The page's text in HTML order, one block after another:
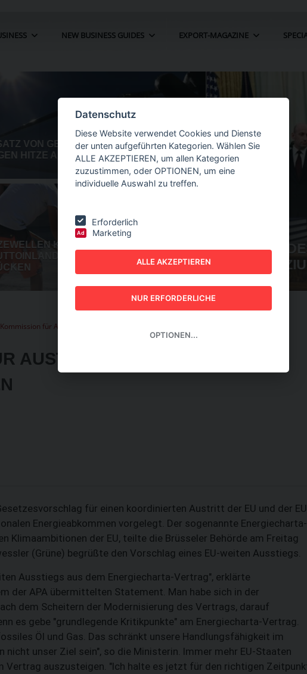
NEW BUSINESS GUIDES EXPORT-MAGAZINE
ZÖLLE FÜR
GUIDES - AUTOMATION
GUIDE 2026
für Austritt aus umstrittenem Energieabkommen
AUSTRITT AUS UMSTRITTENEM
für einen koordinierten Austritt der EU und der
Energieabkommen vorgelegt. Der sogenannte Energiecharta-
Klimaambitionen der EU, teilte die Brüsseler Behörde am Freitag
(Grüne) begrüßte den Vorschlag eines EU-weiten Ausstiegs.
Ausstiegs aus dem Energiecharta-Vertrag", erklärte
der APA übermittelten Statement. Man habe sich in der
dem Scheitern der Modernisierung des Vertrags, darauf
es gebe "grundlegende Kritikpunkte" am Energiecharta-Vertrag.
Öl und Gas. Das schränkt unsere Handlungsfähigkeit im
nicht unser Ziel sein", so die Ministerin. Immer mehr EU-Staaten
Vertrag auszusteigen. "Ich halte es jetzt für den richtigen
Datenschutz
Diese Website verwendet Cookies und Dienste
der unten aufgeführten Kategorien. Wählen Sie
ALLE AKZEPTIEREN, um allen Kategorien
zuzustimmen, oder OPTIONEN, um eine
individuelle Auswahl zu treffen.
Erforderlich
Ad Marketing
ALLE AKZEPTIEREN
NUR ERFORDERLICHE
OPTIONEN...